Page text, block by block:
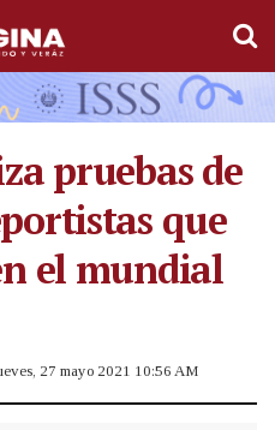
pruebas de
que
el mundial
27 mayo 2021 10:56 AM